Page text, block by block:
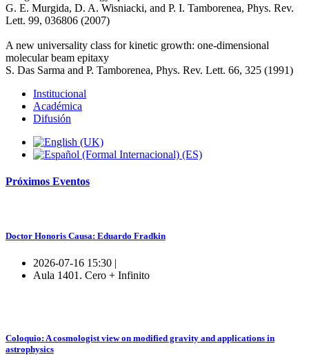
G. E. Murgida, D. A. Wisniacki, and P. I. Tamborenea, Phys. Rev.
Lett. 99, 036806 (2007)
A new universality class for kinetic growth: one-dimensional
molecular beam epitaxy
S. Das Sarma and P. Tamborenea, Phys. Rev. Lett. 66, 325 (1991)
Institucional
Académica
Difusión
Próximos Eventos
Doctor Honoris Causa: Eduardo Fradkin
2026-07-16 15:30 |
Aula 1401. Cero + Infinito
Coloquio: A cosmologist view on modified gravity and applications in
astrophysics